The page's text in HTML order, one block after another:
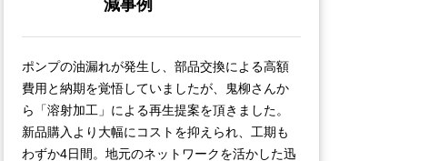
減事例
ポンプの油漏れが発生し、部品交換による高額
費用と納期を覚悟していましたが、鬼柳さんか
ら「溶射加工」による再生提案を頂きました。
新品購入より大幅にコストを抑えられ、工期も
わずか4日間。地元のネットワークを活かした迅